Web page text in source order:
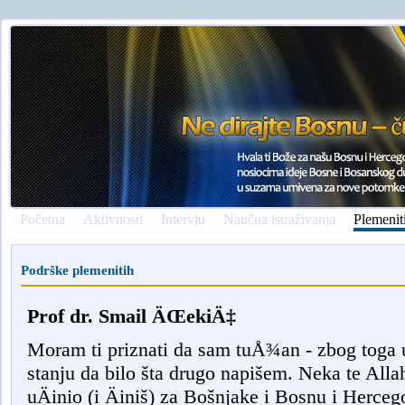
Početna Aktivnosti Intervju Naučna istraživanja
Podrške plemenitih
Prof dr. Smail ÄŒekiÄ‡
Moram ti priznati da sam tuÅ¾an - zbog toga
stanju da bilo šta drugo napišem. Neka te
uÄinio (i Äiniš) za Bošnjake i Bosnu i